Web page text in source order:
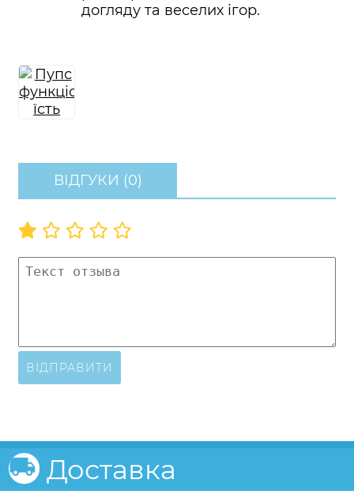
догляду та веселих ігор.
ВІДГУКИ (0)
ВІДПРАВИТИ
Доставка